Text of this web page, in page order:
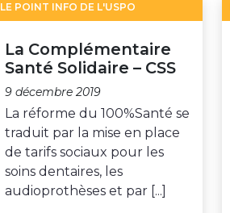
LE POINT INFO DE L'USPO
La Complémentaire
Santé Solidaire – CSS
9 décembre 2019
La réforme du 100%Santé se
traduit par la mise en place
de tarifs sociaux pour les
soins dentaires, les
audioprothèses et par [...]